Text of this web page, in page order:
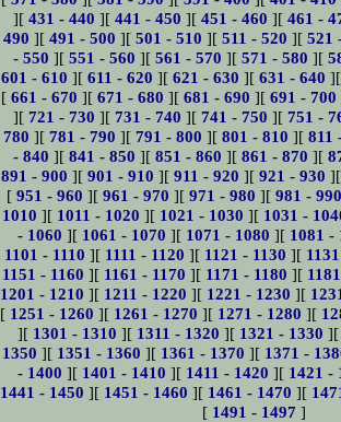
][ 431 - 440 ][ 441 - 450 ][ 451 - 460 ][ 461 -
490 ][ 491 - 500 ][ 501 - 510 ][ 511 - 520 ][ 521
- 550 ][ 551 - 560 ][ 561 - 570 ][ 571 - 580 ][
601 - 610 ][ 611 - 620 ][ 621 - 630 ][ 631 - 640
[ 661 - 670 ][ 671 - 680 ][ 681 - 690 ][ 691 - 700
][ 721 - 730 ][ 731 - 740 ][ 741 - 750 ][ 751 -
780 ][ 781 - 790 ][ 791 - 800 ][ 801 - 810 ][ 811
- 840 ][ 841 - 850 ][ 851 - 860 ][ 861 - 870 ][
891 - 900 ][ 901 - 910 ][ 911 - 920 ][ 921 - 930
[951 - 960 ][961 - 970 ][971 - 980 ][981 -
1010 ][ 1011 - 1020 ][ 1021 - 1030 ][ 1031 -
- 1060 ][ 1061 - 1070 ][ 1071 - 1080 ][ 1081 -
1101 - 1110 ][ 1111 - 1120 ][ 1121 - 1130 ][
1151 - 1160 ][ 1161 - 1170 ][ 1171 - 1180 ][
1201 - 1210 ][ 1211 - 1220 ][ 1221 - 1230 ][
[ 1251 - 1260 ][ 1261 - 1270 ][ 1271 - 1280 ][
][ 1301 - 1310 ][ 1311 - 1320 ][ 1321 - 1330
1350 ][ 1351 - 1360 ][ 1361 - 1370 ][ 1371 -
- 1400 ][ 1401 - 1410 ][ 1411 - 1420 ][ 1421 -
1441 - 1450 ][ 1451 - 1460 ][ 1461 - 1470 ][
[ 1491 - 1497 ]